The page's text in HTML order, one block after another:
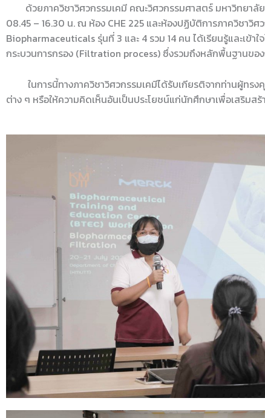
ด้วยภาควิชาวิศวกรรมเคมี คณะวิศวกรรมศาสตร์ มหาวิทยาลัย
08.45 – 16.30 น. ณ ห้อง CHE 225 และห้องปฏิบัติการภาควิชาวิ
Biopharmaceuticals รุ่นที่ 3 และ 4 รวม 14 คน ได้เรียนรู้และเ
กระบวนการกรอง (Filtration process) ซึ่งรวมถึงหลักพื้นฐานขอ
ในการนี้ทางภาควิชาวิศวกรรมเคมีได้รับเกียรติจากท่านผู้ทรง
ต่าง ๆ หรือให้ความคิดเห็นอันเป็นประโยชน์แก่นักศึกษาเพื่อเสริมส